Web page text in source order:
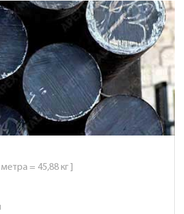
= 45,88 кг ]